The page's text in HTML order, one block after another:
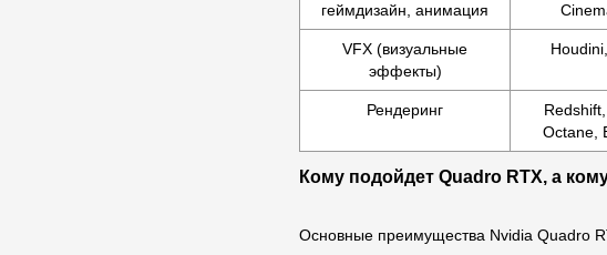
геймдизайн, анимация
VFX (визуальные
эффекты)
Рендеринг
Octane,
Кому подойдет Quadro RTX, а
Основные преимущества Nvidia Quadro